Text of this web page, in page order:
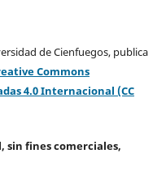
de Cienfuegos, publica
Commons
4.0 Internacional (CC
sin fines comerciales,